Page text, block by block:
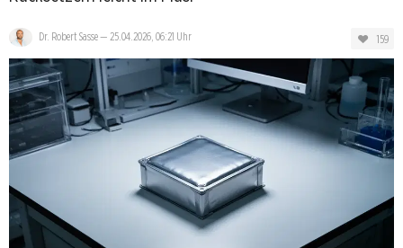
Dr. Robert Sasse— 25.04.2026, 06:21 Uhr 159